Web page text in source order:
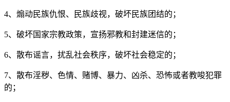
4、煽动民族仇恨、民族歧视，破坏民族团结的；
5、破坏国家宗教政策，宣扬邪教和封建迷信的；
6、散布谣言，扰乱社会秩序，破坏社会稳定的；
7、散布淫秽、色情、赌博、暴力、凶杀、恐怖或者教唆犯罪
的；